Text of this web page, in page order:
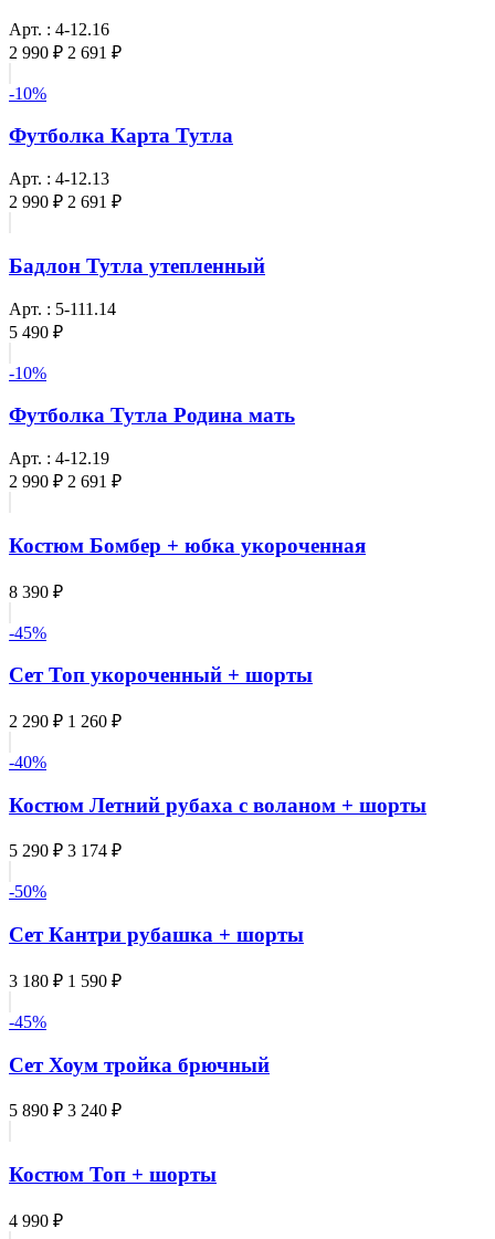
Арт. : 4-12.16
2 990 ₽ 2 691 ₽
-10%
Футболка Карта Тутла
Арт. : 4-12.13
2 990 ₽ 2 691 ₽
Бадлон Тутла утепленный
Арт. : 5-111.14
5 490 ₽
-10%
Футболка Тутла Родина мать
Арт. : 4-12.19
2 990 ₽ 2 691 ₽
Костюм Бомбер + юбка укороченная
8 390 ₽
-45%
Сет Топ укороченный + шорты
2 290 ₽ 1 260 ₽
-40%
Костюм Летний рубаха с воланом + шорты
5 290 ₽ 3 174 ₽
-50%
Сет Кантри рубашка + шорты
3 180 ₽ 1 590 ₽
-45%
Сет Хоум тройка брючный
5 890 ₽ 3 240 ₽
Костюм Топ + шорты
4 990 ₽